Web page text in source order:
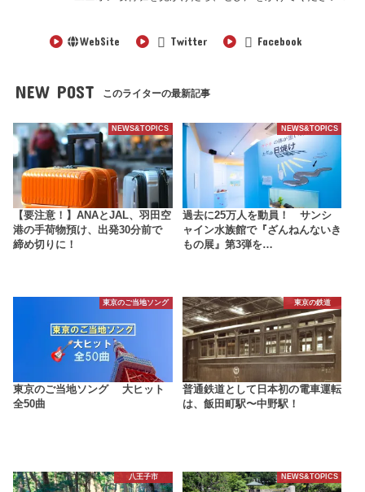
WebSite Twitter Facebook
NEW POST このライターの最新記事
NEWS&TOPICS
【要注意！】ANAとJAL、羽田空
港の手荷物預け、出発30分前で
締め切りに！
NEWS&TOPICS
過去に25万人を動員！ サンシ
ャイン水族館で『ざんねんないき
もの展』第3弾を…
東京のご当地ソング
東京のご当地ソング 大ヒット
全50曲
東京の鉄道
普通鉄道として日本初の電車運転
は、飯田町駅〜中野駅！
八王子市 NEWS&TOPICS